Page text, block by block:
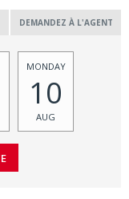
DEMANDEZ À L'AGENT
MONDAY
10
AUG